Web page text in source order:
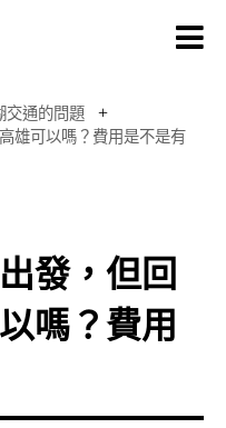
交通的問題 +
雄可以嗎？費用是不是有
發，但回
嗎？費用